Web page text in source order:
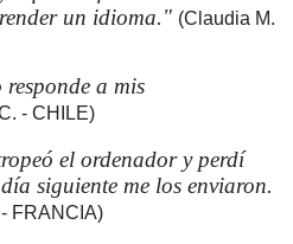
un idioma." (Claudia M.
responde a mis
- CHILE)
el ordenador y perdí
siguiente me los enviaron.
FRANCIA)